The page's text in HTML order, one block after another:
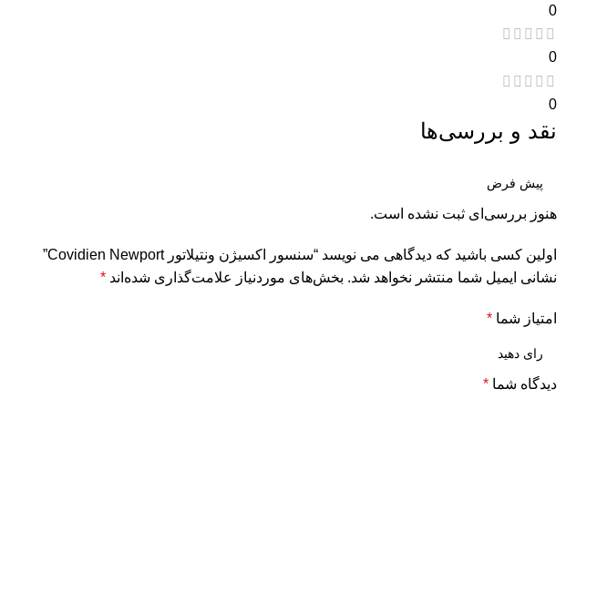
0
0
0
نقد و بررسی‌ها
هنوز بررسی‌ای ثبت نشده است.
اولین کسی باشید که دیدگاهی می نویسد “سنسور اکسیژن ونتیلاتور Covidien Newport”
نشانی ایمیل شما منتشر نخواهد شد. بخش‌های موردنیاز علامت‌گذاری شده‌اند *
امتیاز شما *
دیدگاه شما *